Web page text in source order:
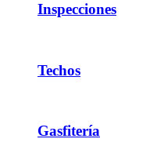
Inspecciones
Techos
Gasfitería